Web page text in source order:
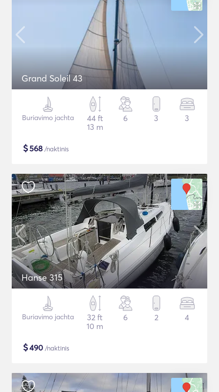
Grand Soleil 43
Buriavimo jachta
44 ft
13 m
6 3 3
$568 /naktinis
Hanse 315
Buriavimo jachta
32 ft
10 m
6 2 4
$490 /naktinis